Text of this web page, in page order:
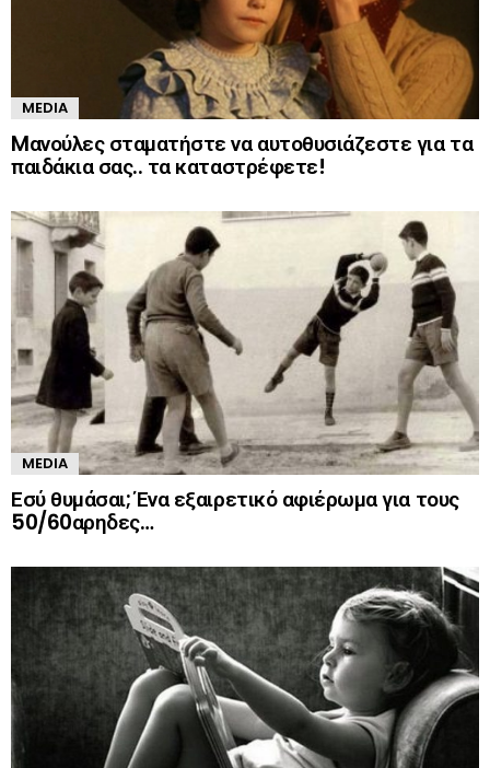
MEDIA
Mανούλες σταματήστε να αυτοθυσιάζεστε για τα
παιδάκια σας.. τα καταστρέφετε!
MEDIA
Εσύ θυμάσαι; Ένα εξαιρετικό αφιέρωμα για τους
50/60αρηδες…